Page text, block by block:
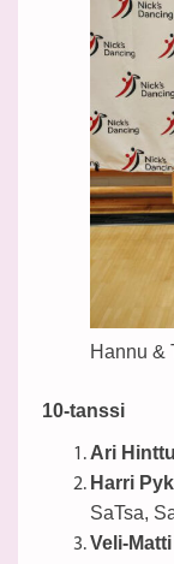
Hannu &
10-tanssi
Ari
Harri
SaTsa,
Veli-